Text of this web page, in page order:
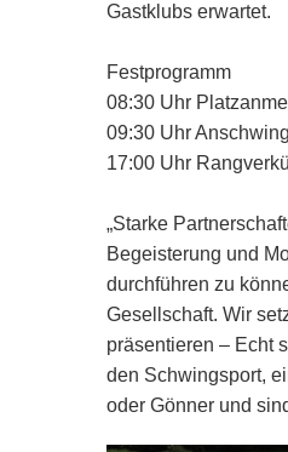
Gastklubs erwartet.
Festprogramm
08:30 Uhr
09:30 Uhr
17:00 Uhr
„Starke
Begeisterung und
durchführen zu
Gesellschaft. Wir
präsentieren – Echt
den Schwingsport,
oder Gönner und